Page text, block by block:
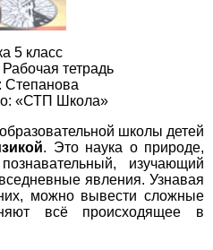
5 класс
тетрадь
Степанова
«СТП Школа»
школы детей
. Это наука о природе,
изучающий
явления. Узнавая
можно вывести сложные
всё происходящее в